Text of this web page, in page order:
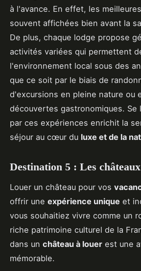
à l'avance. En effet, les
souvent affichées bien avant la
De plus, chaque lodge propose
activités variées qui permettent
l'environnement local sous des
que ce soit par le biais de
d'excursions en pleine nature ou
découvertes gastronomiques. Se
par ces expériences enrichit la
séjour au cœur du luxe et de la
Destination 5 : Les
Louer un château pour vos
offrir une expérience unique et
vous souhaitiez vivre comme un
riche patrimoine culturel de la
dans un château à louer est une
mémorable.